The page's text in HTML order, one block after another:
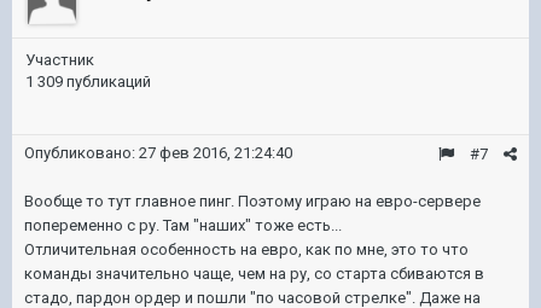
Участник
1 309 публикаций
#7
Опубликовано: 27 фев 2016, 21:24:40
Вообще то тут главное пинг. Поэтому играю на евро-сервере
попеременно с ру. Там "наших" тоже есть...
Отличительная особенность на евро, как по мне, это то что
команды значительно чаще, чем на ру, со старта сбиваются в
стадо, пардон ордер и пошли "по часовой стрелке". Даже на